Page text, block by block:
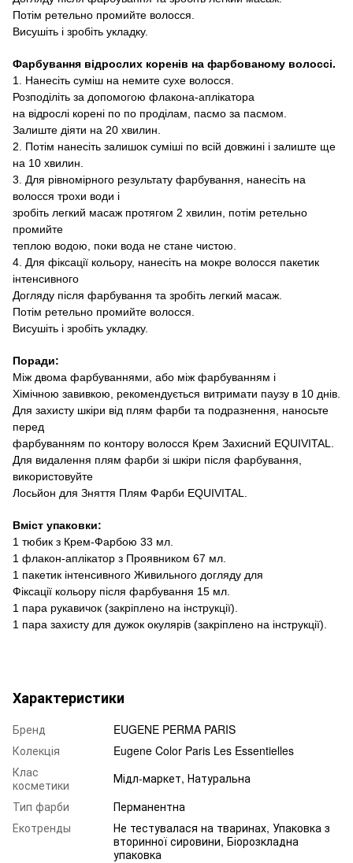
Потім ретельно промийте волосся
Висушіть і зробіть укладку.
Фарбування відрослих коренів на фарбованому волоссі.
1. Нанесіть суміш на немите сухе волосся
Розподіліть за допомогою флакона-аплікатора
на відрослі корені по по проділам, пасмо за пасмом
Залиште діяти на 20 хвилин
2. Потім нанесіть залишок суміші по всій довжині і залиште ще
на 10 хвилин
3. Для рівномірного результату фарбування,
нанесіть на
волосся трохи води і
зробіть легкий масаж протягом 2 хвилин
потім ретельно
промийте
теплою водою, поки вода не стане чистою.
4. Для фіксації кольору, нанесіть на мокре волосся пакетик
інтенсивного
Догляду після фарбування та зробіть легкий масаж.
Потім ретельно промийте волосся
Висушіть і зробіть укладку.
Поради:
Між двома фарбуваннями, або між фарбуванням і
Хімічною завивкою
рекомендується витримати паузу в 10 днів
Для захисту шкіри від плям фарби та подразнення,
наносьте
перед
фарбуванням по контору волосся Крем Захисний EQUIVITAL
Для видалення плям фарби зі шкіри після фарбування,
використовуйте
Лосьйон для Зняття Плям Фарби EQUIVITAL
Вміст упаковки:
1 тюбик з Крем-Фарбою 33 мл
1 флакон-аплікатор з Проявником 67 мл
1 пакетик інтенсивного Живильного догляду для
Фіксації кольору після фарбування 15 мл
1 пара рукавичок (закріплено на інструкції).
1 пара захисту для дужок окулярів (закріплено на інструкції).
Характеристики
Бренд
EUGENE PERMA PARIS
Колекція
Eugene Color Paris Les Essentielles
Клас
косметики
Мідл-маркет, Натуральна
Тип фарби
Перманентна
Екотренды
Не тестувалася на тваринах, Упаковка з
вторинної сировини, Біорозкладна
упаковка